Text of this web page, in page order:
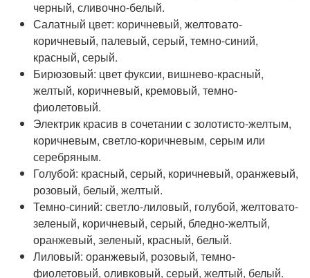
черный, сливочно-белый.
Салатный цвет: коричневый, желтовато-
коричневый, палевый, серый, темно-синий,
красный, серый.
Бирюзовый: цвет фуксии, вишнево-красный,
желтый, коричневый, кремовый, темно-
фиолетовый.
Электрик красив в сочетании с золотисто-желтым,
коричневым, светло-коричневым, серым или
серебряным.
Голубой: красный, серый, коричневый, оранжевый,
розовый, белый, желтый.
Темно-синий: светло-лиловый, голубой, желтовато-
зеленый, коричневый, серый, бледно-желтый,
оранжевый, зеленый, красный, белый.
Лиловый: оранжевый, розовый, темно-
фиолетовый, оливковый, серый, желтый, белый.